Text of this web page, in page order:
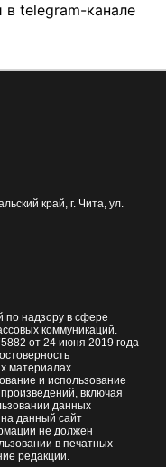
telegram-канале
край, г. Чита, ул.
по надзору в сфере
коммуникаций.
от 24 июня 2019 года
материалах
и использование
включая
данных
данный сайт
не должен
в печатных
редакции.